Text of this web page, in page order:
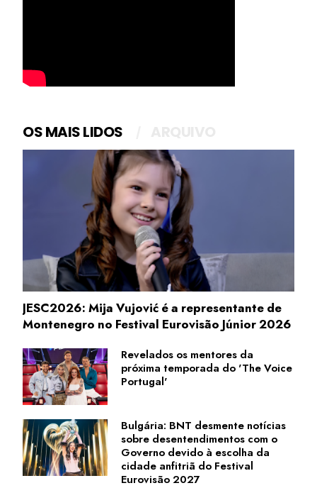
OS MAIS LIDOS
JESC2026: Mija Vujović é a representante de
Montenegro no Festival Eurovisão Júnior 2026
Revelados os mentores da
próxima temporada do 'The Voice
Portugal'
Bulgária: BNT desmente notícias
sobre desentendimentos com o
Governo devido à escolha da
cidade anfitriã do Festival
Eurovisão 2027